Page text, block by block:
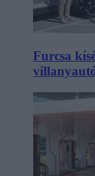
Furcsa